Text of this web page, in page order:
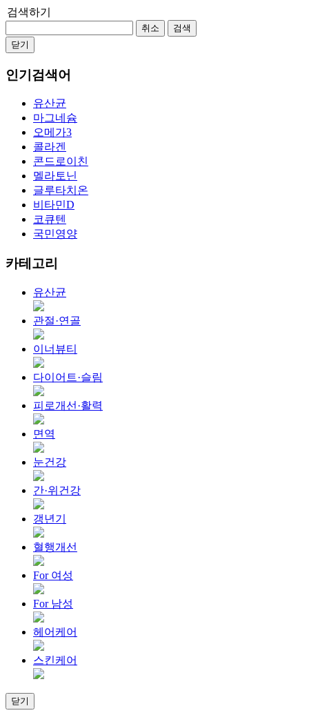
검색하기
취소
검색
닫기
인기검색어
유산균
마그네슘
오메가3
콜라겐
콘드로이친
멜라토닌
글루타치온
비타민D
코큐텐
국민영양
카테고리
유산균
관절·연골
이너뷰티
다이어트·슬림
피로개선·활력
면역
눈건강
간·위건강
갱년기
혈행개선
For 여성
For 남성
헤어케어
스킨케어
닫기